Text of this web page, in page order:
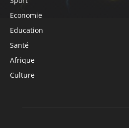
Economie
Education
Santé
Afrique
Culture